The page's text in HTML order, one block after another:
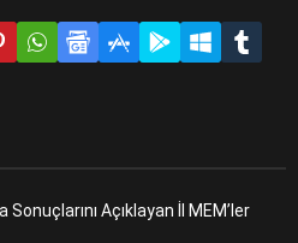
Açıklayan İl MEM’ler